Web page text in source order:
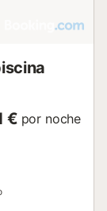
€ por noche